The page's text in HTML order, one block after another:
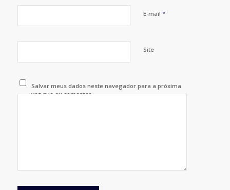
E-mail *
Site
Salvar meus dados neste navegador para a próxima
vez que eu comentar.